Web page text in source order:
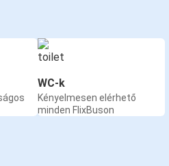
WC-k
Kényelmesen elérhető
minden FlixBuson